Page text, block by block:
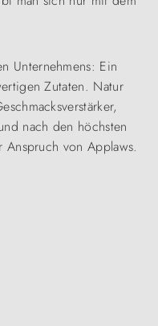
Unternehmens: Ein
Zutaten. Natur
nach den höchsten
von Applaws.